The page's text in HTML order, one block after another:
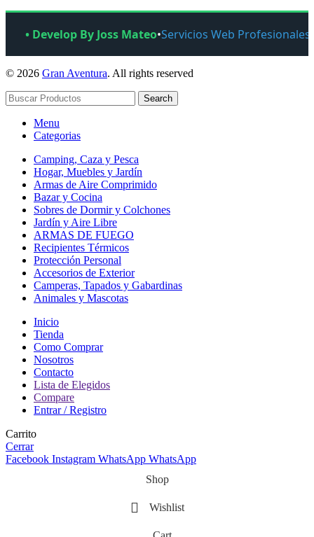
• Develop By Joss Mateo•Servicios Web Profesionales
© 2026 Gran Aventura. All rights reserved
Search
Menu
Categorias
Camping, Caza y Pesca
Hogar, Muebles y Jardín
Armas de Aire Comprimido
Bazar y Cocina
Sobres de Dormir y Colchones
Jardín y Aire Libre
ARMAS DE FUEGO
Recipientes Térmicos
Protección Personal
Accesorios de Exterior
Camperas, Tapados y Gabardinas
Animales y Mascotas
Inicio
Tienda
Como Comprar
Nosotros
Contacto
Lista de Elegidos
Compare
Entrar / Registro
Carrito
Cerrar
Facebook Instagram WhatsApp WhatsApp
Shop
Wishlist